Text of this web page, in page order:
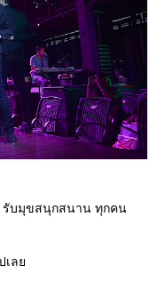
รับมุขสนุกสนาน ทุกคน
เล